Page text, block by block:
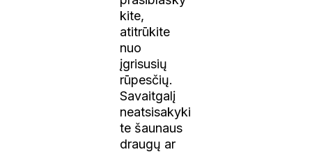
kite,
atitrūkite
nuo
įgrisusių
rūpesčių.
Savaitgalį
neatsisakyki
te šaunaus
draugų ar